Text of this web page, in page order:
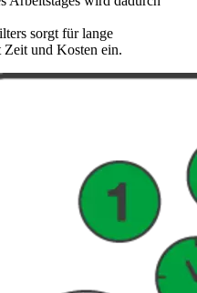
sorgt für lange
Zeit und Kosten ein.